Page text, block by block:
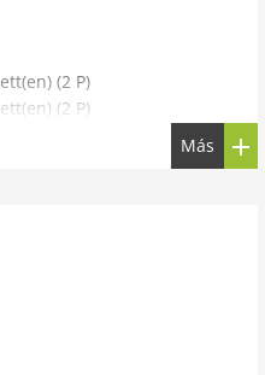
(2 P)
(2 P)
kaltes Wasser, Dusche
kaltes Wasser, Dusche
Más